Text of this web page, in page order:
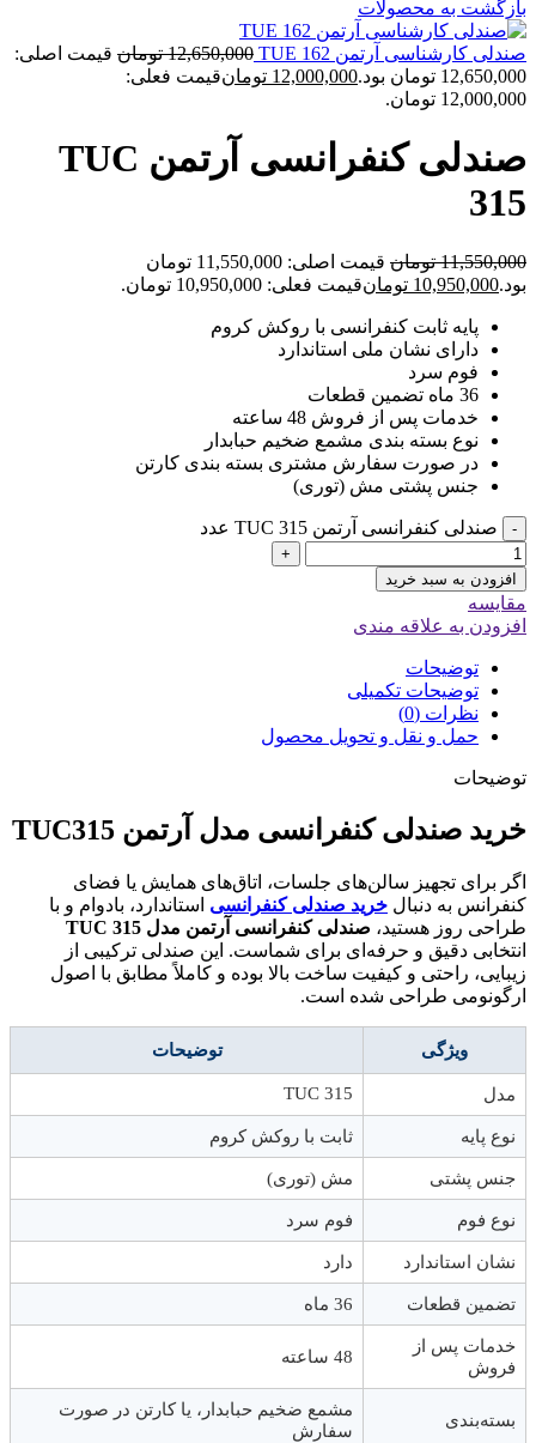
بازگشت به محصولات
صندلی کارشناسی آرتمن TUE 162 12,650,000 تومان قیمت اصلی:
12,650,000 تومان بود.
12,000,000 تومانقیمت فعلی:
12,000,000 تومان.
صندلی کنفرانسی آرتمن TUC
315
11,550,000 تومان
قیمت اصلی: 11,550,000 تومان
بود.10,950,000 تومانقیمت فعلی: 10,950,000 تومان.
پایه ثابت کنفرانسی با روکش کروم
دارای نشان ملی استاندارد
فوم سرد
36 ماه تضمین قطعات
خدمات پس از فروش 48 ساعته
نوع بسته بندی مشمع ضخیم حبابدار
در صورت سفارش مشتری بسته بندی کارتن
جنس پشتی مش (توری)
- صندلی کنفرانسی آرتمن TUC 315 عدد
+
افزودن به سبد خرید
مقایسه
افزودن به علاقه مندی
توضیحات
توضیحات تکمیلی
نظرات (0)
حمل و نقل و تحویل محصول
توضیحات
خرید صندلی کنفرانسی مدل آرتمن TUC315
اگر برای تجهیز سالن‌های جلسات، اتاق‌های همایش یا فضای
کنفرانس به دنبال خرید صندلی کنفرانسی استاندارد، بادوام و با
طراحی روز هستید، صندلی کنفرانسی آرتمن مدل
انتخابی دقیق و حرفه‌ای برای شماست. این صندلی ترکیبی از
زیبایی، راحتی و کیفیت ساخت بالا بوده و کاملاً مطابق با اصول
ارگونومی طراحی شده است.
ویژگی توضیحات
مدل TUC 315
نوع پایه ثابت با روکش کروم
جنس پشتی مش (توری)
نوع فوم فوم سرد
نشان استاندارد دارد
تضمین قطعات 36 ماه
خدمات پس از
فروش
48 ساعته
بسته‌بندی
مشمع ضخیم حبابدار، یا کارتن در صورت
سفارش